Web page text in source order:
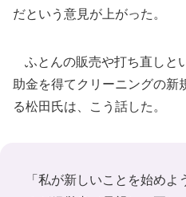
だという意見が上がった。
ふとんの販売や打ち直しと
助金を得てクリーニングの新
る松田氏は、こう話した。
「私が新しいことを始め